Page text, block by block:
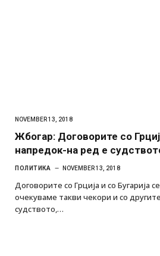
NOVEMBER 13, 2018
Жбогар: Договорите со
напредок-на ред е
ПОЛИТИКА NOVEMBER 13, 2018
Договорите со Грција и со Бугарија
очекуваме такви чекори и со
судството,…